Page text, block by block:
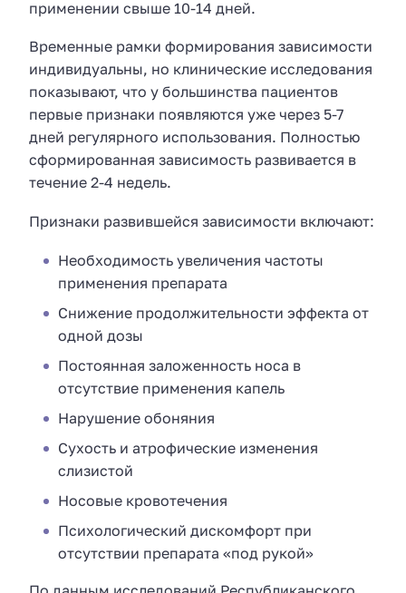
применении свыше 10-14 дней.
Временные рамки формирования зависимости
индивидуальны, но клинические исследования
показывают, что у большинства пациентов
первые признаки появляются уже через 5-7
дней регулярного использования. Полностью
сформированная зависимость развивается в
течение 2-4 недель.
Признаки развившейся зависимости включают:
Необходимость увеличения частоты
применения препарата
Снижение продолжительности эффекта от
одной дозы
Постоянная заложенность носа в
отсутствие применения капель
Нарушение обоняния
Сухость и атрофические изменения
слизистой
Носовые кровотечения
Психологический дискомфорт при
отсутствии препарата «под рукой»